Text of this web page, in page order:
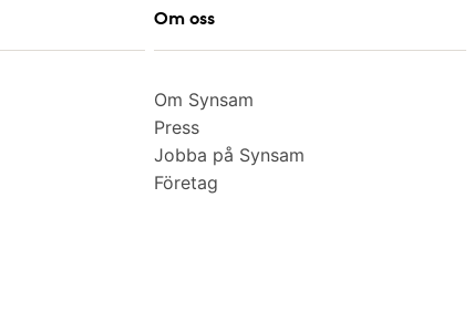
Om oss
Om Synsam
Press
Jobba på Synsam
Företag